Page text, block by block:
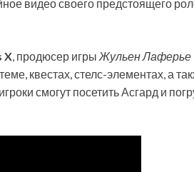
видео своего предстоящего
X, продюсер игры Жульен Лаферье
квестах, стелс-элементах, а
смогут посетить Асгард и